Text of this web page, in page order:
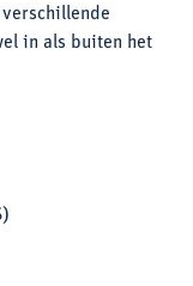
in als buiten het